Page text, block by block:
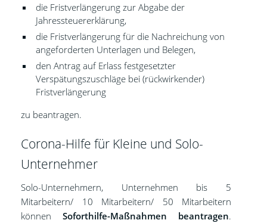
die Fristverlängerung zur Abgabe der
Jahressteuererklärung,
die Fristverlängerung für die Nachreichung von
angeforderten Unterlagen und Belegen,
den Antrag auf Erlass festgesetzter
Verspätungszuschläge bei (rückwirkender)
Fristverlängerung
zu beantragen.
Corona-Hilfe für Kleine und Solo-
Unternehmer
Solo-Unternehmern, Unternehmen bis 5
Mitarbeitern/ 10 Mitarbeitern/ 50 Mitarbeitern
können Soforthilfe-Maßnahmen beantragen.